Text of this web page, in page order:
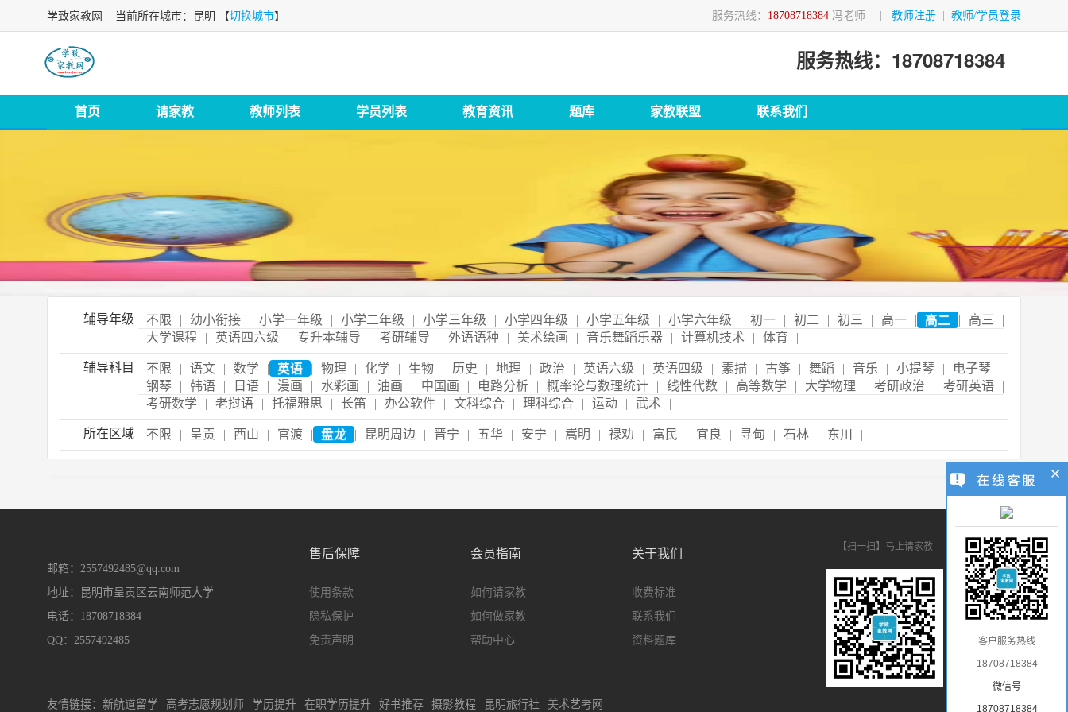
服务热线： 18708718384 冯老师 教师注册 教师/学员登录
学致家教网 当前所在城市：昆明 【切换城市】
服务热线：18708718384
首页 请家教 教师列表 学员列表 教育资讯 题库 家教联盟 联系我们
辅导年级 不限 | 幼小衔接 | 小学一年级 | 小学二年级 | 小学三年级 | 小学四年级 | 小学五年级 | 小学六年级 | 初一 | 初二 | 初三 | 高一 | 高二 | 高三
|
大学课程
| 英语四六级 | 专升本辅导 | 考研辅导 | 外语语种 | 美术绘画 | 音乐舞蹈乐器 | 计算机技术 | 体育 |
辅导科目 不限 | 语文 | 数学 | 英语 | 物理 | 化学 | 生物 | 历史 | 地理 | 政治 | 英语六级 | 英语四级 | 素描 | 古筝 | 舞蹈 | 音乐 | 小提琴 | 电子琴
|
钢琴
| 韩语 | 日语 | 漫画 | 水彩画 | 油画 | 中国画 | 电路分析 | 概率论与数理统计 | 线性代数 | 高等数学 | 大学物理 | 考研政治 | 考研英语
|
考研数学
| 老挝语 | 托福雅思 | 长笛 | 办公软件 | 文科综合 | 理科综合 | 运动 | 武术 |
所在区域 不限 | 呈贡 | 西山 | 官渡 | 盘龙 | 昆明周边 | 晋宁 | 五华 | 安宁 | 嵩明 | 禄劝 | 富民 | 宜良 | 寻甸 | 石林 | 东川 |
邮箱：2557492485@qq.com
地址：昆明市呈贡区云南师范大学
电话：18708718384
QQ：2557492485
售后保障
使用条款
隐私保护
免责声明
会员指南
如何请家教
如何做家教
帮助中心
关于我们
收费标准
联系我们
资料题库
【扫一扫】马上请家教
友情链接： 新航道留学 高考志愿规划师 学历提升 在职学历提升 好书推荐 摄影教程 昆明旅行社 美术艺考网
客户服务热线
18708718384
微信号
18708718384